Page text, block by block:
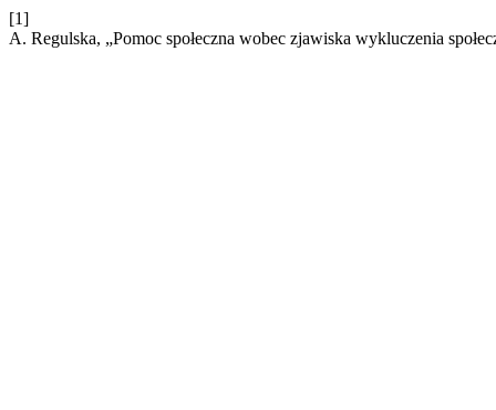
[1]
A. Regulska, „Pomoc społeczna wobec zjawiska wykluczenia